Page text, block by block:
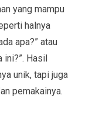
yang mampu
halnya
apa?” atau
Hasil
unik, tapi juga
pemakainya.